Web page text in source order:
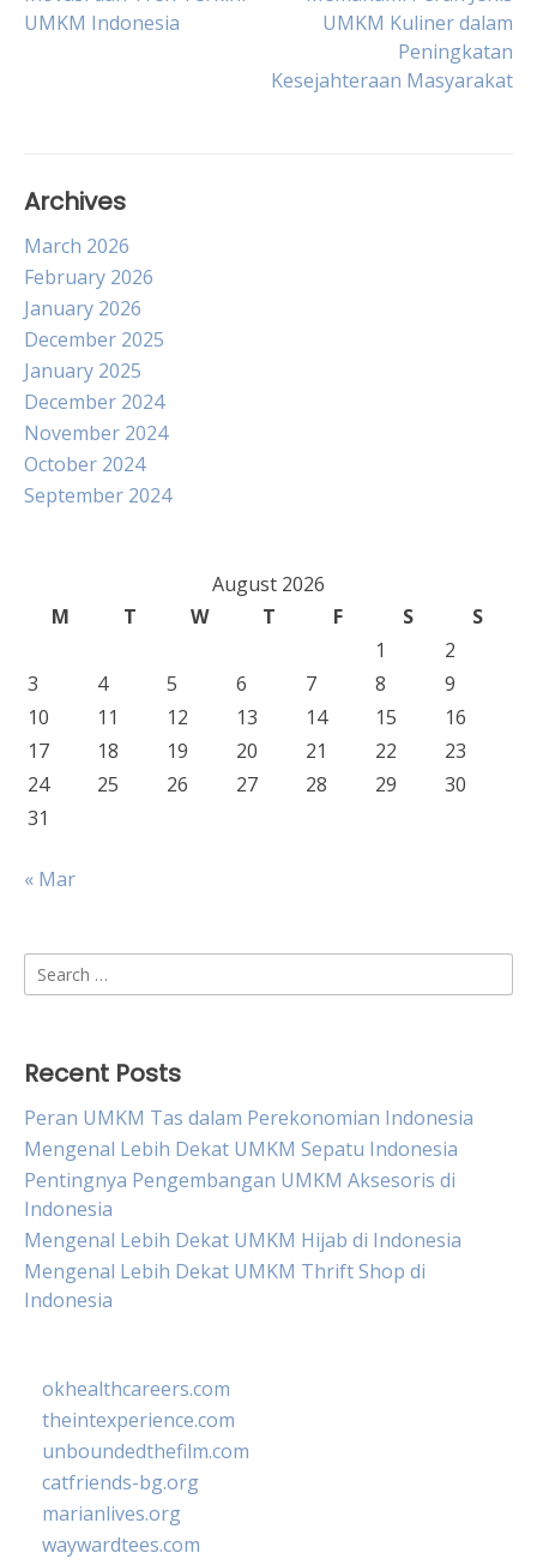
UMKM Indonesia
UMKM Kuliner dalam
Peningkatan
Kesejahteraan Masyarakat
Archives
March 2026
February 2026
January 2026
December 2025
January 2025
December 2024
November 2024
October 2024
September 2024
August 2026
M
T W T F S
S
1
2
3
4 5 6 7 8
9
10
11 12 13 14 15
16
17
18 19 20 21 22
23
24
25 26 27 28 29
30
31
« Mar
Search
for:
Recent Posts
Peran UMKM Tas dalam Perekonomian Indonesia
Mengenal Lebih Dekat UMKM Sepatu Indonesia
Pentingnya Pengembangan UMKM Aksesoris di
Indonesia
Mengenal Lebih Dekat UMKM Hijab di Indonesia
Mengenal Lebih Dekat UMKM Thrift Shop di
Indonesia
okhealthcareers.com
theintexperience.com
unboundedthefilm.com
catfriends-bg.org
marianlives.org
waywardtees.com